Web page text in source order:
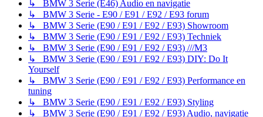
↳ BMW 3 Serie (E46) Audio en navigatie
↳ BMW 3 Serie - E90 / E91 / E92 / E93 forum
↳ BMW 3 Serie (E90 / E91 / E92 / E93) Showroom
↳ BMW 3 Serie (E90 / E91 / E92 / E93) Techniek
↳ BMW 3 Serie (E90 / E91 / E92 / E93) ///M3
↳ BMW 3 Serie (E90 / E91 / E92 / E93) DIY: Do It
Yourself
↳ BMW 3 Serie (E90 / E91 / E92 / E93) Performance en
tuning
↳ BMW 3 Serie (E90 / E91 / E92 / E93) Styling
↳ BMW 3 Serie (E90 / E91 / E92 / E93) Audio, navigatie